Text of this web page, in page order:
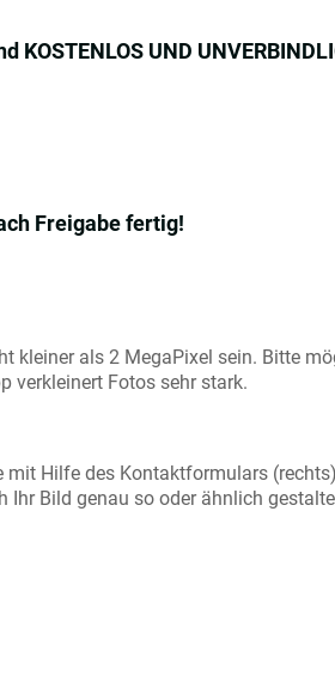
KOSTENLOS UND
Freigabe fertig!
kleiner als 2 MegaPixel sein. Bitte
verkleinert Fotos sehr stark.
mit Hilfe des Kontaktformulars
Ihr Bild genau so oder ähnlich